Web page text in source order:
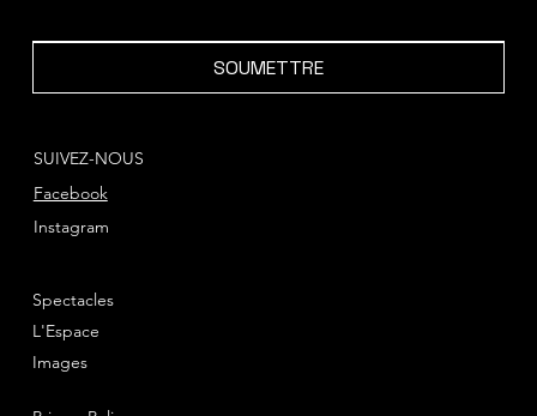
SOUMETTRE
Spectacles
L'Espace
Images
SUIVEZ-NOUS
Facebook
Instagram